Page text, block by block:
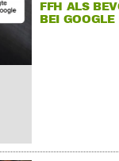
FFH ALS
BEI GOOGLE